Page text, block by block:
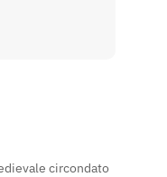
circondato